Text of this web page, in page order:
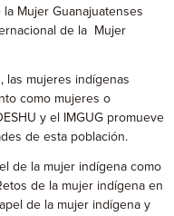
Mujer Guanajuatenses
de la Mujer
las mujeres indígenas
como mujeres o
y el IMGUG promueve
de esta población.
de la mujer indígena como
de la mujer indígena en
de la mujer indígena y